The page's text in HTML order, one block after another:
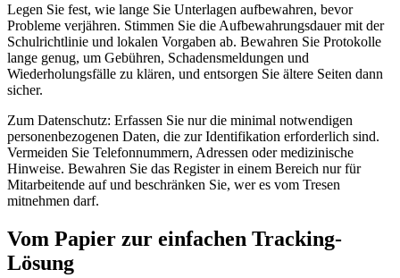
Legen Sie fest, wie lange Sie Unterlagen aufbewahren, bevor
Probleme verjähren. Stimmen Sie die Aufbewahrungsdauer mit der
Schulrichtlinie und lokalen Vorgaben ab. Bewahren Sie Protokolle
lange genug, um Gebühren, Schadensmeldungen und
Wiederholungsfälle zu klären, und entsorgen Sie ältere Seiten dann
sicher.
Zum Datenschutz: Erfassen Sie nur die minimal notwendigen
personenbezogenen Daten, die zur Identifikation erforderlich sind.
Vermeiden Sie Telefonnummern, Adressen oder medizinische
Hinweise. Bewahren Sie das Register in einem Bereich nur für
Mitarbeitende auf und beschränken Sie, wer es vom Tresen
mitnehmen darf.
Vom Papier zur einfachen Tracking-
Lösung